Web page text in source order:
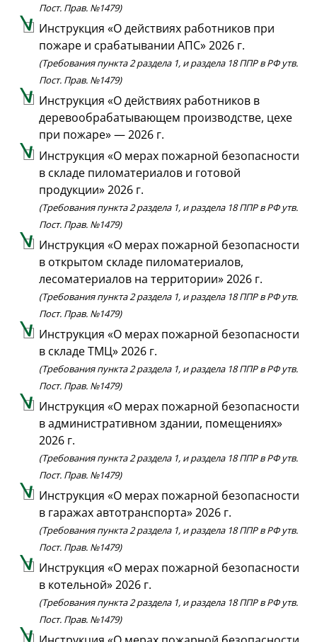
Пост. Прав. №1479)
Инструкция «О действиях работников при
пожаре и срабатывании АПС» 2026 г.
(Требования пункта 2 раздела 1, и раздела 18 ППР в РФ утв.
Пост. Прав. №1479)
Инструкция «О действиях работников в
деревообрабатывающем производстве, цехе
при пожаре» — 2026 г.
Инструкция «О мерах пожарной безопасности
в складе пиломатериалов и готовой
продукции» 2026 г.
(Требования пункта 2 раздела 1, и раздела 18 ППР в РФ утв.
Пост. Прав. №1479)
Инструкция «О мерах пожарной безопасности
в открытом складе пиломатериалов,
лесоматериалов на территории» 2026 г.
(Требования пункта 2 раздела 1, и раздела 18 ППР в РФ утв.
Пост. Прав. №1479)
Инструкция «О мерах пожарной безопасности
в складе ТМЦ» 2026 г.
(Требования пункта 2 раздела 1, и раздела 18 ППР в РФ утв.
Пост. Прав. №1479)
Инструкция «О мерах пожарной безопасности
в административном здании, помещениях»
2026 г.
(Требования пункта 2 раздела 1, и раздела 18 ППР в РФ утв.
Пост. Прав. №1479)
Инструкция «О мерах пожарной безопасности
в гаражах автотранспорта» 2026 г.
(Требования пункта 2 раздела 1, и раздела 18 ППР в РФ утв.
Пост. Прав. №1479)
Инструкция «О мерах пожарной безопасности
в котельной» 2026 г.
(Требования пункта 2 раздела 1, и раздела 18 ППР в РФ утв.
Пост. Прав. №1479)